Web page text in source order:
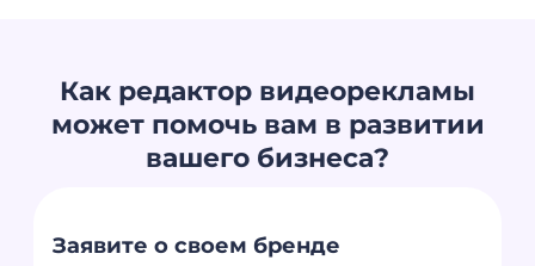
Как редактор видеорекламы
может помочь вам в развитии
вашего бизнеса?
Заявите о своем бренде